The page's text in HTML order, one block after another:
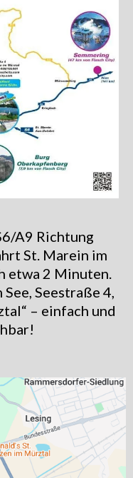
A9 Richtung
St. Marein im
etwa 2 Minuten.
Seestraße 4,
– einfach und